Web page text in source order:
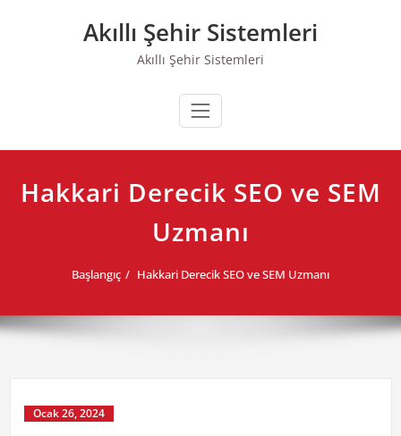
Akıllı Şehir Sistemleri
Akıllı Şehir Sistemleri
Hakkari Derecik SEO ve SEM
Uzmanı
Başlangıç Hakkari Derecik SEO ve SEM Uzmanı
Ocak 26, 2024